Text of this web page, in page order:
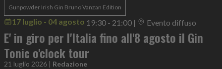
Gunpowder Irish Gin Bruno Vanzan Edition
17 luglio - 04 agosto 19:30 - 21:00 | Evento diffuso
E' in giro per l'Italia fino all'8 agosto il Gin
Tonic o'clock tour
21 luglio 2026 | Redazione